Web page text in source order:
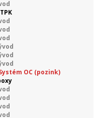
OC (pozink)